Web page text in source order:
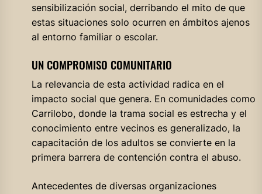
sensibilización social, derribando el mito de que
estas situaciones solo ocurren en ámbitos ajenos
al entorno familiar o escolar.
UN COMPROMISO COMUNITARIO
La relevancia de esta actividad radica en el
impacto social que genera. En comunidades como
Carrilobo, donde la trama social es estrecha y el
conocimiento entre vecinos es generalizado, la
capacitación de los adultos se convierte en la
primera barrera de contención contra el abuso.
Antecedentes de diversas organizaciones